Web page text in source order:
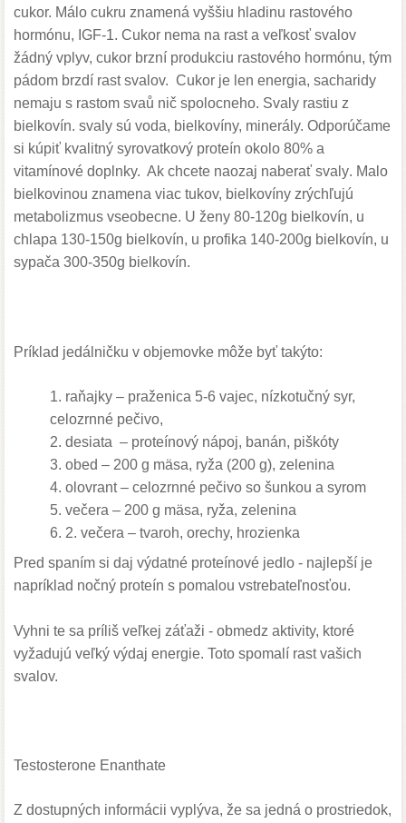
cukor. Málo cukru znamená vyššiu hladinu rastového
hormónu, IGF-1. Cukor nema na rast a veľkosť svalov
žádný vplyv, cukor brzní produkciu rastového hormónu, tým
pádom brzdí rast svalov. Cukor je len energia, sacharidy
nemaju s rastom svaů nič spolocneho. Svaly rastiu z
bielkovín. svaly sú voda, bielkovíny, minerály. Odporúčame
si kúpiť kvalitný syrovatkový proteín okolo 80% a
vitamínové doplnky. Ak chcete naozaj naberať svaly. Malo
bielkovinou znamena viac tukov, bielkovíny zrýchľujú
metabolizmus vseobecne. U ženy 80-120g bielkovín, u
chlapa 130-150g bielkovín, u profika 140-200g bielkovín, u
sypača 300-350g bielkovín.
Príklad jedálničku v objemovke môže byť takýto:
raňajky – praženica 5-6 vajec, nízkotučný syr,
celozrnné pečivo,
desiata – proteínový nápoj, banán, piškóty
obed – 200 g mäsa, ryža (200 g), zelenina
olovrant – celozrnné pečivo so šunkou a syrom
večera – 200 g mäsa, ryža, zelenina
2. večera – tvaroh, orechy, hrozienka
Pred spaním si daj výdatné proteínové jedlo - najlepší je
napríklad nočný proteín s pomalou vstrebateľnosťou.
Vyhni te sa príliš veľkej záťaži - obmedz aktivity, ktoré
vyžadujú veľký výdaj energie. Toto spomalí rast vašich
svalov.
Testosterone Enanthate
Z dostupných informácii vyplýva, že sa jedná o prostriedok,